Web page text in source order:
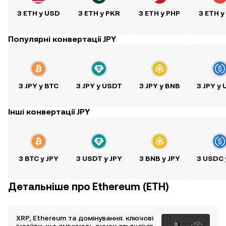
З ETH у USD З ETH у PKR З ETH у PHP З ETH у
Популярні конвертації JPY
З JPY у BTC З JPY у USDT З JPY у BNB З JPY у
Інші конвертації JPY
З BTC у JPY З USDT у JPY З BNB у JPY З USDC
Детальніше про Ethereum (ETH)
XRP, Ethereum та домінування: ключові